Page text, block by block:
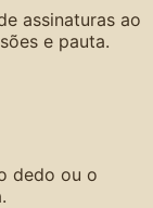
assinaturas ao
e pauta.
dedo ou o